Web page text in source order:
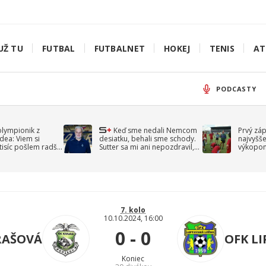
TU FUTBAL FUTBALNET HOKEJ TENIS
PODCASTY
z
Viem si
pošlem radšej
Keď sme nedali Nemcom
desiatku, behali sme schody.
Sutter sa mi ani nepozdravil,
Prvý
7. kolo
10.10.2024, 16:00
0 - 0
Koniec
OFK